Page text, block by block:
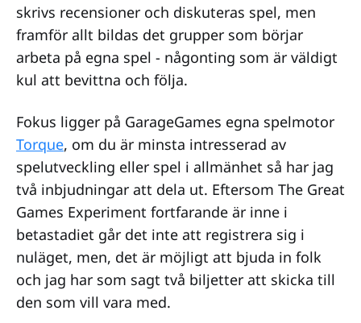
skrivs recensioner och diskuteras spel, men
framför allt bildas det grupper som börjar
arbeta på egna spel - någonting som är väldigt
kul att bevittna och följa.
Fokus ligger på GarageGames egna spelmotor
Torque, om du är minsta intresserad av
spelutveckling eller spel i allmänhet så har jag
två inbjudningar att dela ut. Eftersom The Great
Games Experiment fortfarande är inne i
betastadiet går det inte att registrera sig i
nuläget, men, det är möjligt att bjuda in folk
och jag har som sagt två biljetter att skicka till
den som vill vara med.